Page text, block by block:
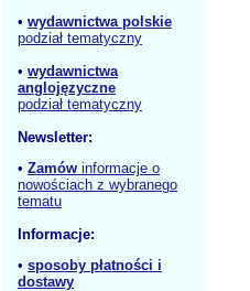
• wydawnictwa polskie
podział tematyczny
• wydawnictwa
anglojęzyczne
podział tematyczny
Newsletter:
• Zamów informacje o
nowościach z wybranego
tematu
Informacje:
• sposoby płatności i
dostawy